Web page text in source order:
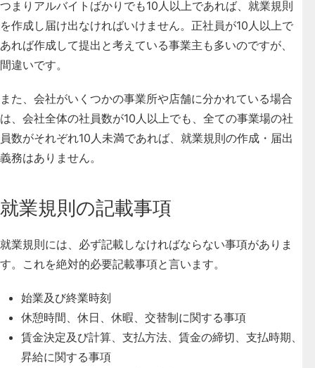
つまりアルバイトばかりでも10人以上であれば、就業規則
を作成し届け出なければいけません。正社員が10人以上で
あれば作成して提出と考えている事業主も多いのですが、
間違いです。
また、会社がいくつかの事業所や店舗に分かれている場合
は、会社全体の社員数が10人以上でも、全ての事業場の社
員数がそれぞれ10人未満であれば、就業規則の作成・届出
義務はありません。
就業規則の記載事項
就業規則には、必ず記載しなければならない事項がありま
す。これを絶対的必要記載事項と言います。
始業及び終業時刻
休憩時間、休日、休暇、交替制に関する事項
賃金決定及び計算、支払方法、賃金の締切、支払時期、
昇給に関する事項